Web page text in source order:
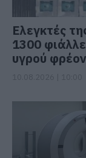
Ελεγκτές
1300
υγρού